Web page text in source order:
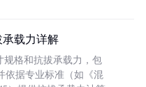
载力详解
规格和抗拔承载力，包
依据专业标准（如《混